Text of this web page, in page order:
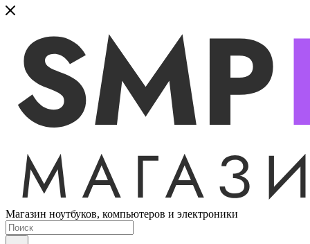
Магазин ноутбуков, компьютеров и электроники